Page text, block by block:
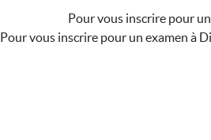
Pour vous inscrire pour
Pour vous inscrire pour un examen à